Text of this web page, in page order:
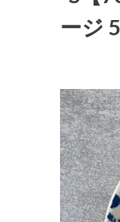
ージ